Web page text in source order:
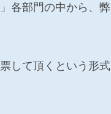
各部門の中から、弊
して頂くという形式